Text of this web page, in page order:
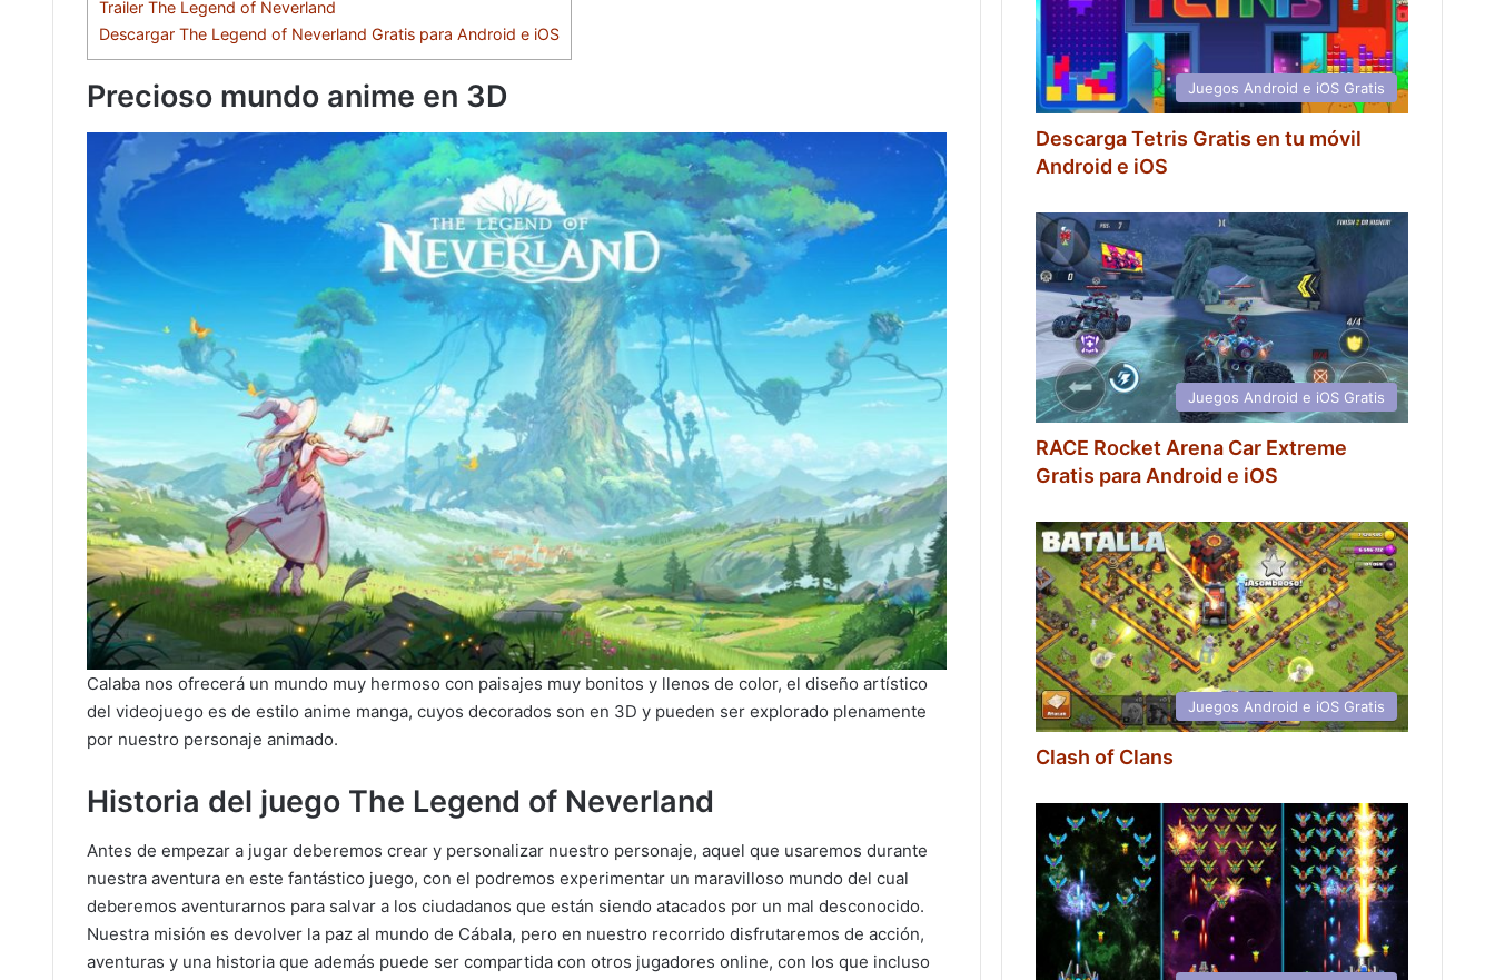
Trailer The Legend of Neverland
Descargar The Legend of Neverland Gratis para Android e iOS
Precioso mundo anime en 3D
Calaba nos ofrecerá un mundo muy hermoso con paisajes muy bonitos y llenos de color, el diseño artístico
del videojuego es de estilo anime manga, cuyos decorados son en 3D y pueden ser explorado plenamente
por nuestro personaje animado.
Historia del juego The Legend of Neverland
Antes de empezar a jugar deberemos crear y personalizar nuestro personaje, aquel que usaremos durante
nuestra aventura en este fantástico juego, con el podremos experimentar un maravilloso mundo del cual
deberemos aventurarnos para salvar a los ciudadanos que están siendo atacados por un mal desconocido.
Nuestra misión es devolver la paz al mundo de Cábala, pero en nuestro recorrido disfrutaremos de acción,
aventuras y una historia que además puede ser compartida con otros jugadores online, con los que incluso
Juegos Android e iOS Gratis
Descarga Tetris Gratis en tu móvil
Android e iOS
Juegos Android e iOS Gratis
RACE Rocket Arena Car Extreme
Gratis para Android e iOS
Juegos Android e iOS Gratis
Clash of Clans